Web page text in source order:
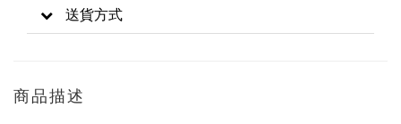
送貨方式
商品描述